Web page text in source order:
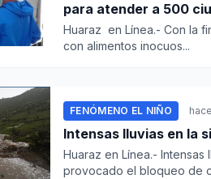
para atender a 500
Huaraz en Línea.- Con la
con alimentos inocuos...
FENÓMENO EL NIÑO
Intensas lluvias en la
Huaraz en Línea.-
provocado el bloqueo de